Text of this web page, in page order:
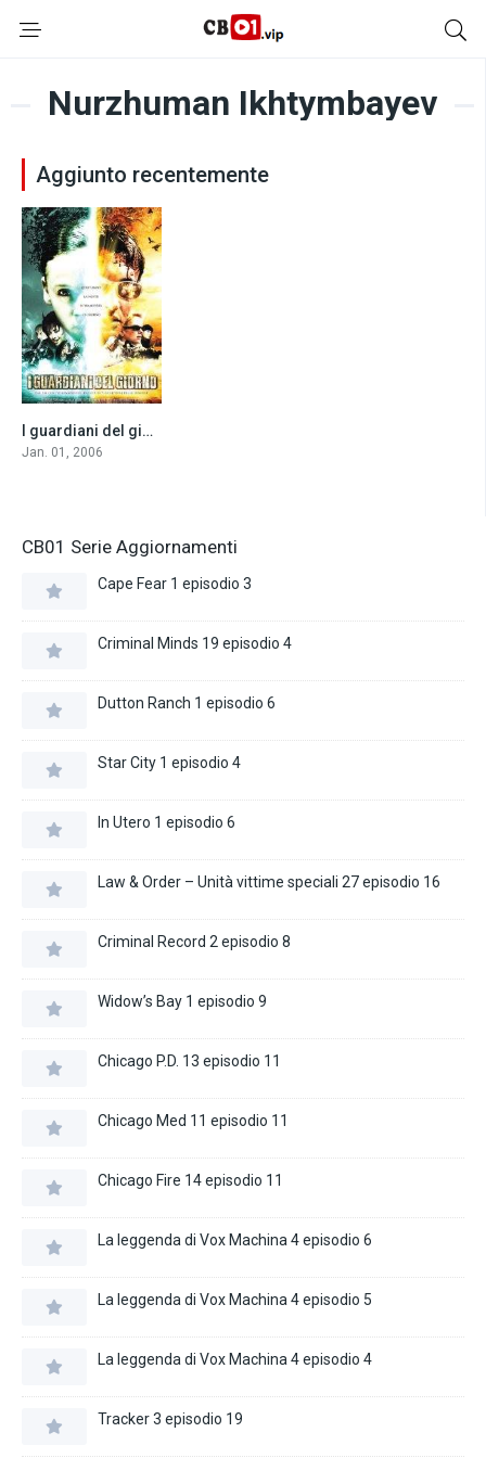
Nurzhuman Ikhtymbayev
Aggiunto recentemente
6.5
I guardiani del giorno (2006)
Jan. 01, 2006
CB01 Serie Aggiornamenti
Cape Fear 1 episodio 3
Criminal Minds 19 episodio 4
Dutton Ranch 1 episodio 6
Star City 1 episodio 4
In Utero 1 episodio 6
Law & Order – Unità vittime speciali 27 episodio 16
Criminal Record 2 episodio 8
Widow’s Bay 1 episodio 9
Chicago P.D. 13 episodio 11
Chicago Med 11 episodio 11
Chicago Fire 14 episodio 11
La leggenda di Vox Machina 4 episodio 6
La leggenda di Vox Machina 4 episodio 5
La leggenda di Vox Machina 4 episodio 4
Tracker 3 episodio 19